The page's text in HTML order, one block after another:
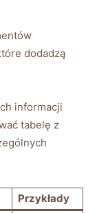
dodadzą
informacji
tabelę z
Przykłady